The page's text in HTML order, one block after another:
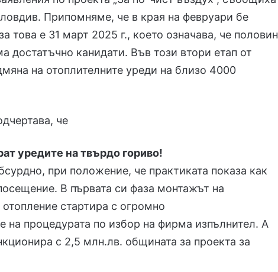
Припомняме, че в края на февруари бе
това е 31 март 2025 г., което означава, че половин
достатъчно канидати. Във този втори етап от
на отоплителните уреди на близо 4000
че
уредите на твърдо гориво!
при положение, че практиката показа как
В първата си фаза монтажът на
отопление стартира с огромно
на процедурата по избор на фирма изпълнител. А
с 2,5 млн.лв. общината за проекта за